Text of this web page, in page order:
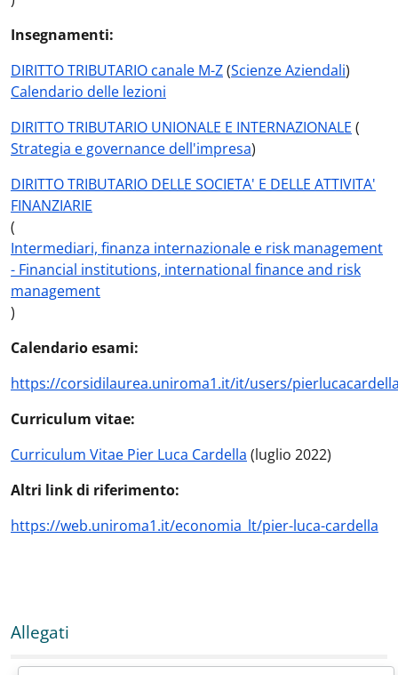
Insegnamenti:
DIRITTO TRIBUTARIO canale M-Z(Scienze Aziendali)
Calendario delle lezioni
DIRITTO TRIBUTARIO UNIONALE E INTERNAZIONALE (
Strategia e governance dell'impresa)
DIRITTO TRIBUTARIO DELLE SOCIETA' E DELLE ATTIVITA'
FINANZIARIE
(
Intermediari, finanza internazionale e risk management
- Financial institutions, international finance and risk
management
)
Calendario esami:
https://corsidilaurea.uniroma1.it/it/users/
Curriculum vitae:
Curriculum Vitae Pier Luca Cardella (luglio 2022)
Altri link di riferimento:
https://web.uniroma1.it/economia_lt/pier-luca-cardella
Allegati